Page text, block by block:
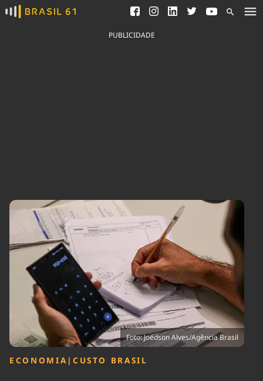
Ver todas as notícias
Saneamento
Indicadores
Agronegócios
Brasil Mineral
Ciência &
Tecnologia
Cinema
Comportamento
Cultura
Infraestrutura
Internacional
Meio Ambiente
Podcast
Política
Saúde
Tempo
PUBLICIDADE
Foto: Joédson Alves/Agência Brasil
ECONOMIA | CUSTO BRASIL